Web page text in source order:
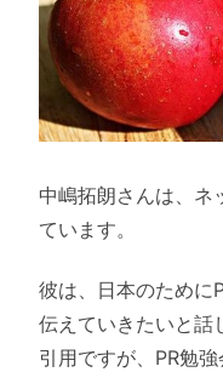
中嶋拓朗さんは、ネ
ています。
彼は、日本のために
伝えていきたいと話
引用ですが、PR勉